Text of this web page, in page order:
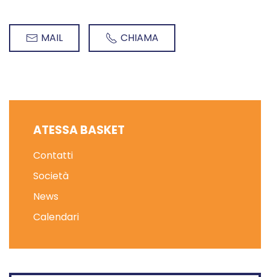
MAIL CHIAMA
ATESSA BASKET
Contatti
Società
News
Calendari